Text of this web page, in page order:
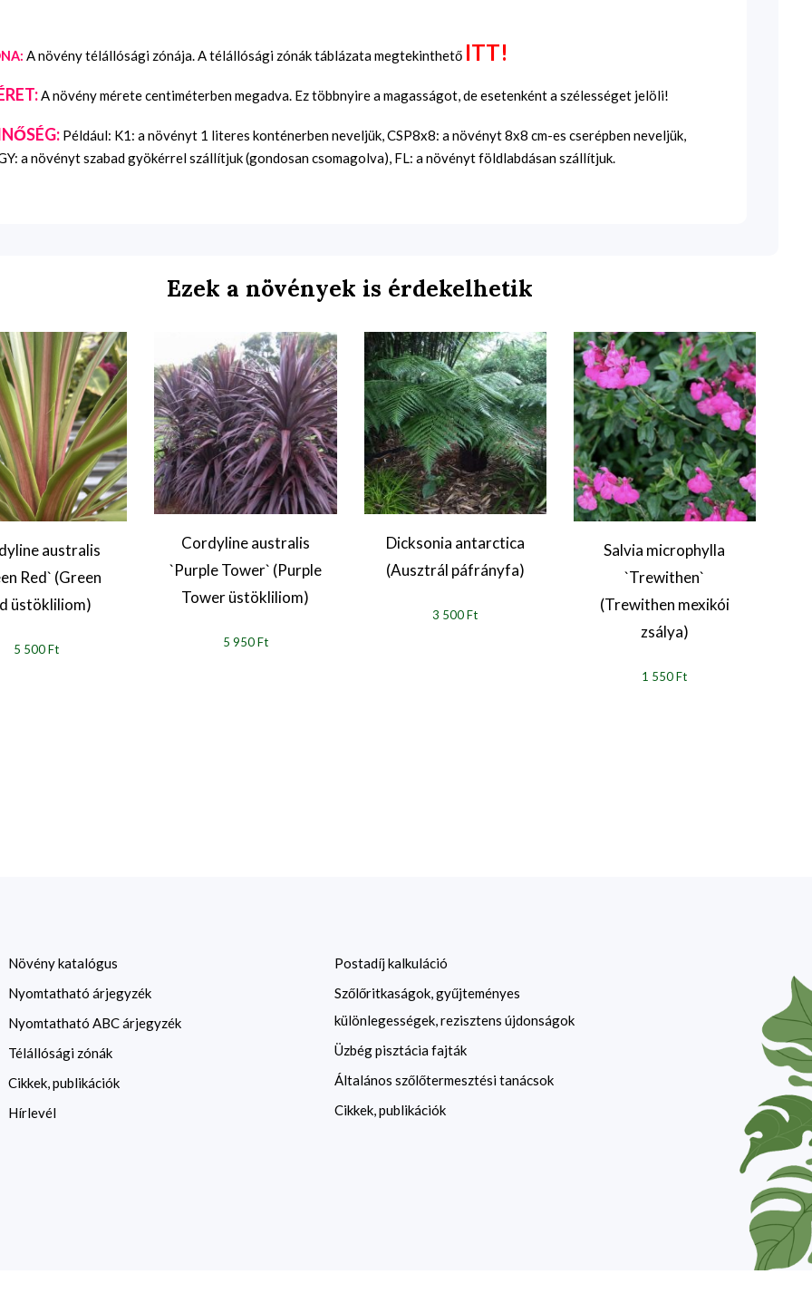
A növény télállósági zónája. A télállósági zónák táblázata megtekinthető ITT!
A növény mérete centiméterben megadva. Ez többnyire a magasságot, de esetenként a szélességet jelöli!
Például: K1: a növényt 1 literes konténerben neveljük, CSP8x8: a növényt 8x8 cm-es cserépben neveljük,
a növényt szabad gyökérrel szállítjuk (gondosan csomagolva), FL: a növényt földlabdásan szállítjuk.
Ezek a növények is érdekelhetik
australis
Red` (Green
üstökliliom)
5 500 Ft
Cordyline australis
`Purple Tower` (Purple
Tower üstökliliom)
5 950 Ft
Dicksonia antarctica
(Ausztrál páfrányfa)
3 500 Ft
Salvia microphylla
`Trewithen`
(Trewithen mexikói
zsálya)
1 550 Ft
Növény katalógus
Nyomtatható árjegyzék
Nyomtatható ABC árjegyzék
Télállósági zónák
Cikkek, publikációk
Hírlevél
Postadíj kalkuláció
Szőlőritkaságok, gyűjteményes
különlegességek, rezisztens újdonságok
Üzbég pisztácia fajták
Általános szőlőtermesztési tanácsok
Cikkek, publikációk